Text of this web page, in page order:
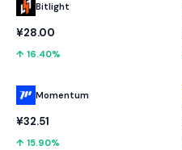
Bitlight
¥28.00
↑ 16.40%
Momentum
¥32.51
↑ 15.90%